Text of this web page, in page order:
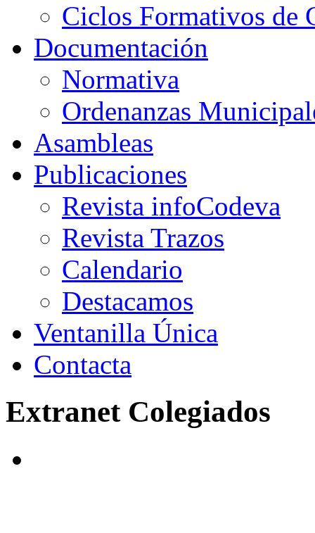
Ciclos Formativos de
Documentación
Normativa
Ordenanzas
Asambleas
Publicaciones
Revista infoCodeva
Revista Trazos
Calendario
Destacamos
Ventanilla Única
Contacta
Extranet Colegiados